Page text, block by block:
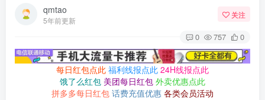
qmtao
5年前更新
关注
0 757 0
每日红包点此 福利线报点此 24H线报点此
饿了么红包 美团每日红包 外卖优惠点此
拼多多每日红包 话费充值优惠 各类会员活动